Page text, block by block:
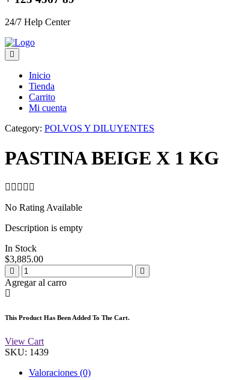
24/7 Help Center
Inicio
Tienda
Carrito
Mi cuenta
Category: POLVOS Y DILUYENTES
PASTINA BEIGE X 1 KG
No Rating Available
Description is empty
In Stock
$3,885.00
Agregar al carro
This Product Has Been Added To The Cart.
View Cart
SKU: 1439
Valoraciones (0)